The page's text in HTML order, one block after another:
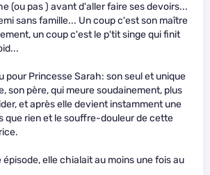
(ou pas ) avant d'aller faire ses devoirs...
sans famille... Un coup c'est son maître
un coup c'est le p'tit singe qui finit
pour Princesse Sarah: son seul et unique
son père, qui meure soudainement, plus
et après elle devient instamment une
que rien et le souffre-douleur de cette
épisode, elle chialait au moins une fois au